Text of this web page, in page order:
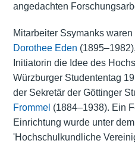
angedachten
Mitarbeiter Ssymanks
Dorothee Eden
Initiatorin die Idee des
Würzburger Studententag
der Sekretär der Göttinger
Frommel (1884–1938). Ein
Einrichtung wurde unter
'Hochschulkundliche